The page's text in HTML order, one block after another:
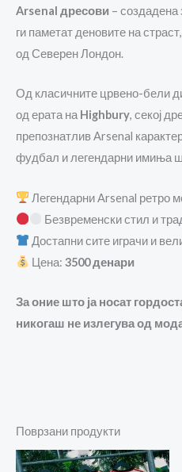
Arsenal дресови – создадена
ги паметат деновите на
од Северен Лондон.
Од класичните црвено-бели
од ерата на Highbury, секој
препознатлив Arsenal
фудбал и легендарни имиња
Легендарни Arsenal ретро
Безвременски стил и
Достапни сите играчи и
Цена: 3500 денари
За оние што ја носат
никогаш не излегува од
Поврзани продукти